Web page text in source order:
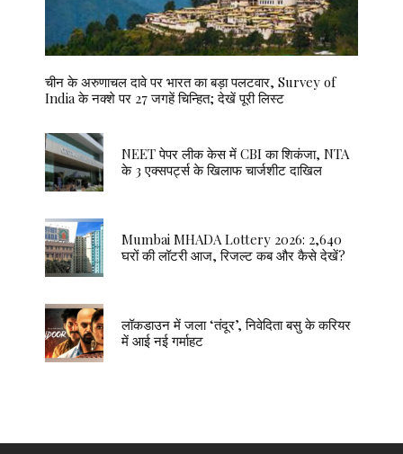
चीन के अरुणाचल दावे पर भारत का बड़ा पलटवार, Survey of
India के नक्शे पर 27 जगहें चिन्हित; देखें पूरी लिस्ट
NEET पेपर लीक केस में CBI का शिकंजा, NTA
के 3 एक्सपर्ट्स के खिलाफ चार्जशीट दाखिल
Mumbai MHADA Lottery 2026: 2,640
घरों की लॉटरी आज, रिजल्ट कब और कैसे देखें?
लॉकडाउन में जला ‘तंदूर’, निवेदिता बसु के करियर
में आई नई गर्माहट